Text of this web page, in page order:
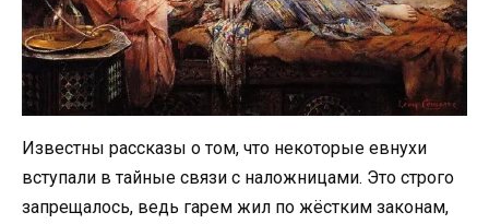
Известны рассказы о том, что некоторые евнухи
вступали в тайные связи с наложницами. Это строго
запрещалось, ведь гарем жил по жёстким законам,